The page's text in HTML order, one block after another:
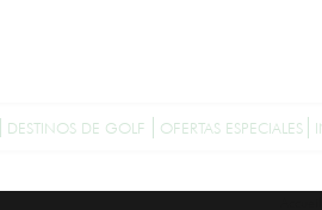
DESTINOS DE GOLF OFERTAS ESPECIALES